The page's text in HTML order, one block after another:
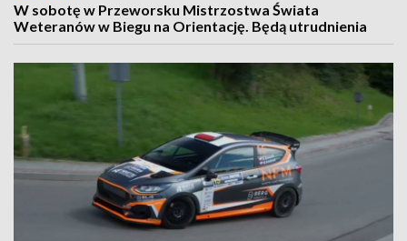
W sobotę w Przeworsku Mistrzostwa Świata
Weteranów w Biegu na Orientację. Będą utrudnienia